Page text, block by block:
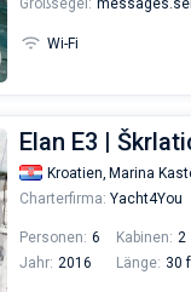
Großsegel:
Wi-Fi
Elan E3 |
Kroatien, Marina
Charterfirma: Yacht4You
Personen: 6 Kabinen: 2
Jahr: 2016 Länge: 30